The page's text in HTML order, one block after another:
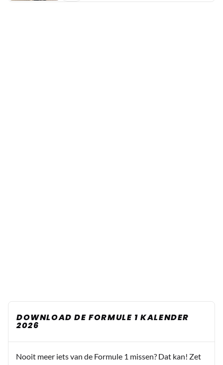
DOWNLOAD DE FORMULE 1 KALENDER
2026
Nooit meer iets van de Formule 1 missen? Dat kan! Zet